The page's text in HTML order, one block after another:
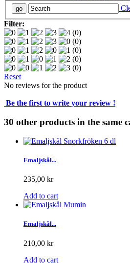
Filter:
(0)
(0)
(0)
(0)
(0)
Reset
No reviews for the product
Be the first to write your review !
30 other products in the same
Emaljskål...
235,00 kr
Add to cart
Emaljskål...
210,00 kr
Add to cart